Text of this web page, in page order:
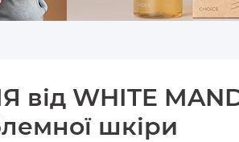
WHITE
шкіри